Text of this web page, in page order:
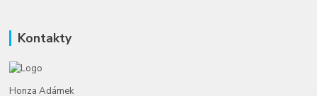
Kontakty
Honza Adámek